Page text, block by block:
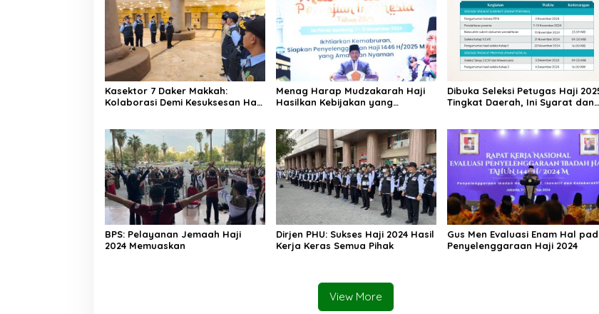
Kasektor 7 Daker Makkah:
Kolaborasi Demi Kesuksesan Haji
Menag Harap Mudzakarah Haji
Hasilkan Kebijakan yang
Dibuka Seleksi Petugas Haji
Tingkat Daerah, Ini Syarat dan
BPS: Pelayanan Jemaah Haji
2024 Memuaskan
Dirjen PHU: Sukses Haji 2024 Hasil
Kerja Keras Semua Pihak
Gus Men Evaluasi Enam Hal
Penyelenggaraan Haji 2024
View More